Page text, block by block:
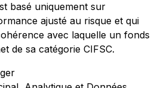
basé uniquement sur
ajusté au risque et qui
avec laquelle un fonds
de sa catégorie CIFSC.